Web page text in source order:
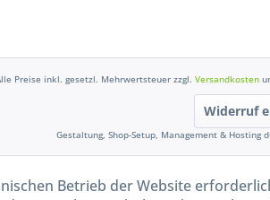
Preise inkl. gesetzl. Mehrwertsteuer zzgl. Versandkosten
Widerruf
Gestaltung, Shop-Setup, Management & Hosting
Betrieb der Website